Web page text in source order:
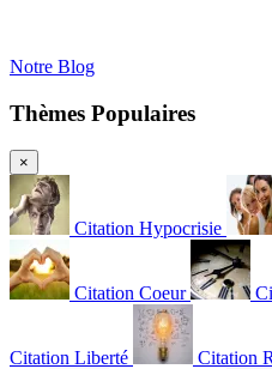
Notre Blog
Thèmes Populaires
×
Citation Hypocrisie
Citation Coeur
Citation Liberté Citation